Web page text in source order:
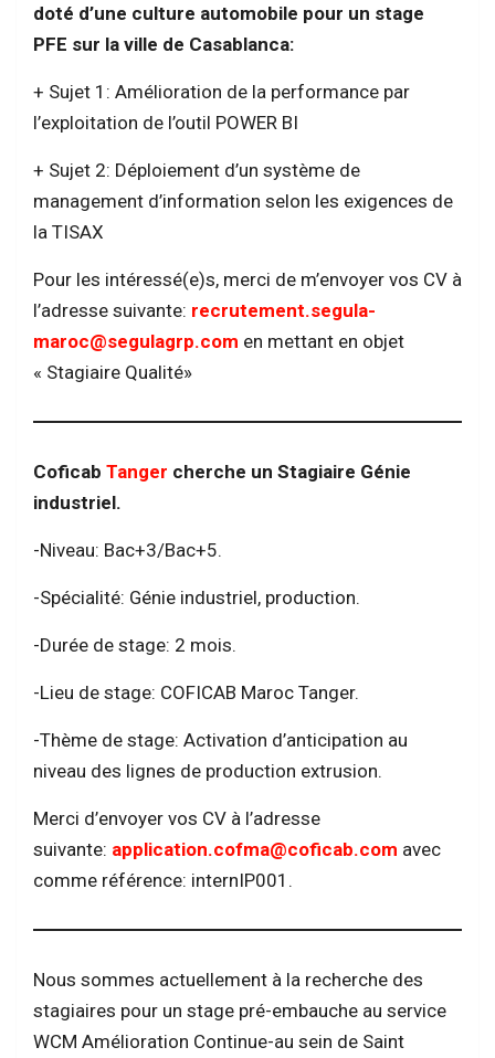
doté d’une culture automobile pour un stage
PFE sur la ville de Casablanca:
+ Sujet 1: Amélioration de la performance par
l’exploitation de l’outil POWER BI
+ Sujet 2: Déploiement d’un système de
management d’information selon les exigences de
la TISAX
Pour les intéressé(e)s, merci de m’envoyer vos CV à
l’adresse suivante: recrutement.segula-
maroc@segulagrp.com en mettant en objet
« Stagiaire Qualité»
Coficab Tanger cherche un Stagiaire Génie
industriel.
-Niveau: Bac+3/Bac+5.
-Spécialité: Génie industriel, production.
-Durée de stage: 2 mois.
-Lieu de stage: COFICAB Maroc Tanger.
-Thème de stage: Activation d’anticipation au
niveau des lignes de production extrusion.
Merci d’envoyer vos CV à l’adresse
suivante: application.cofma@coficab.com avec
comme référence: internIP001.
Nous sommes actuellement à la recherche des
stagiaires pour un stage pré-embauche au service
WCM Amélioration Continue-au sein de Saint